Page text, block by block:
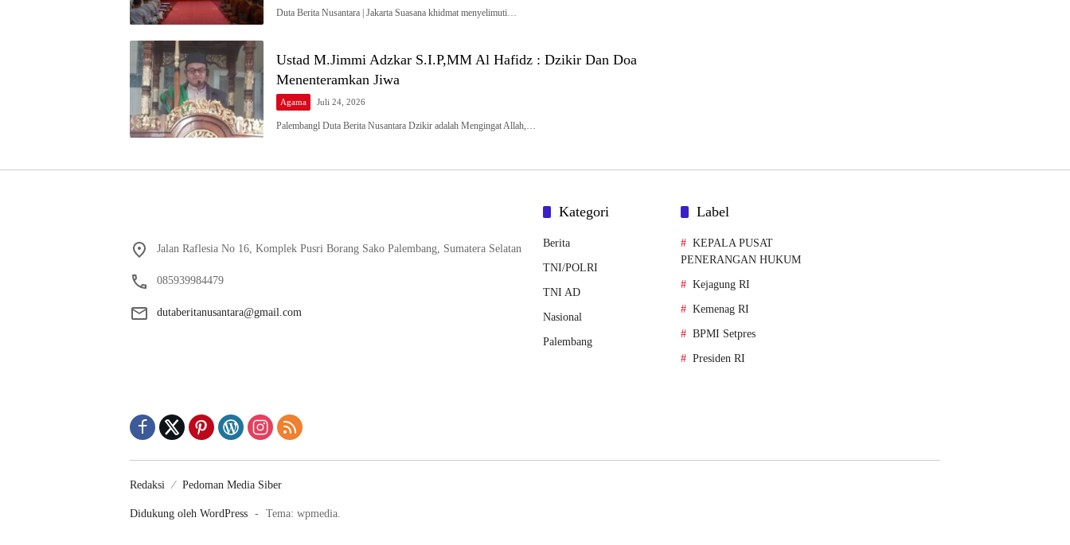
Duta Berita Nusantara | Jakarta Suasana khidmat menyelimuti…
Ustad M.Jimmi Adzkar S.I.P,MM Al Hafidz : Dzikir Dan Doa
Menenteramkan Jiwa
Agama Juli 24, 2026
Palembangl Duta Berita Nusantara Dzikir adalah Mengingat Allah,…
Jalan Raflesia No 16, Komplek Pusri Borang Sako Palembang, Sumatera Selatan
085939984479
dutaberitanusantara@gmail.com
Kategori
Berita
TNI/POLRI
TNI AD
Nasional
Palembang
Label
KEPALA PUSAT
PENERANGAN HUKUM
Kejagung RI
Kemenag RI
BPMI Setpres
Presiden RI
Redaksi Pedoman Media Siber
Didukung oleh WordPress - Tema: wpmedia.